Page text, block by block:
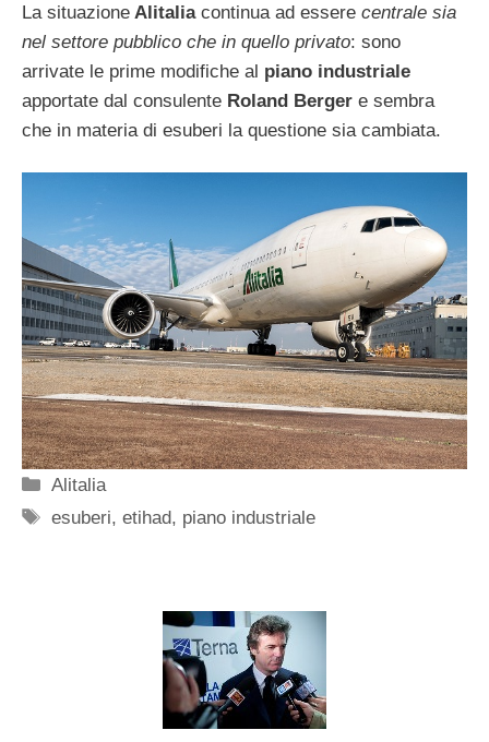
La situazione Alitaliacontinua ad essere centrale sia
nel settore pubblico che in quello privato: sono
arrivate le prime modifiche al piano industriale
apportate dal consulente Roland Berger e sembra
che in materia di esuberi la questione sia cambiata.
Categorie
Alitalia
Tag
esuberi,etihad, piano industriale